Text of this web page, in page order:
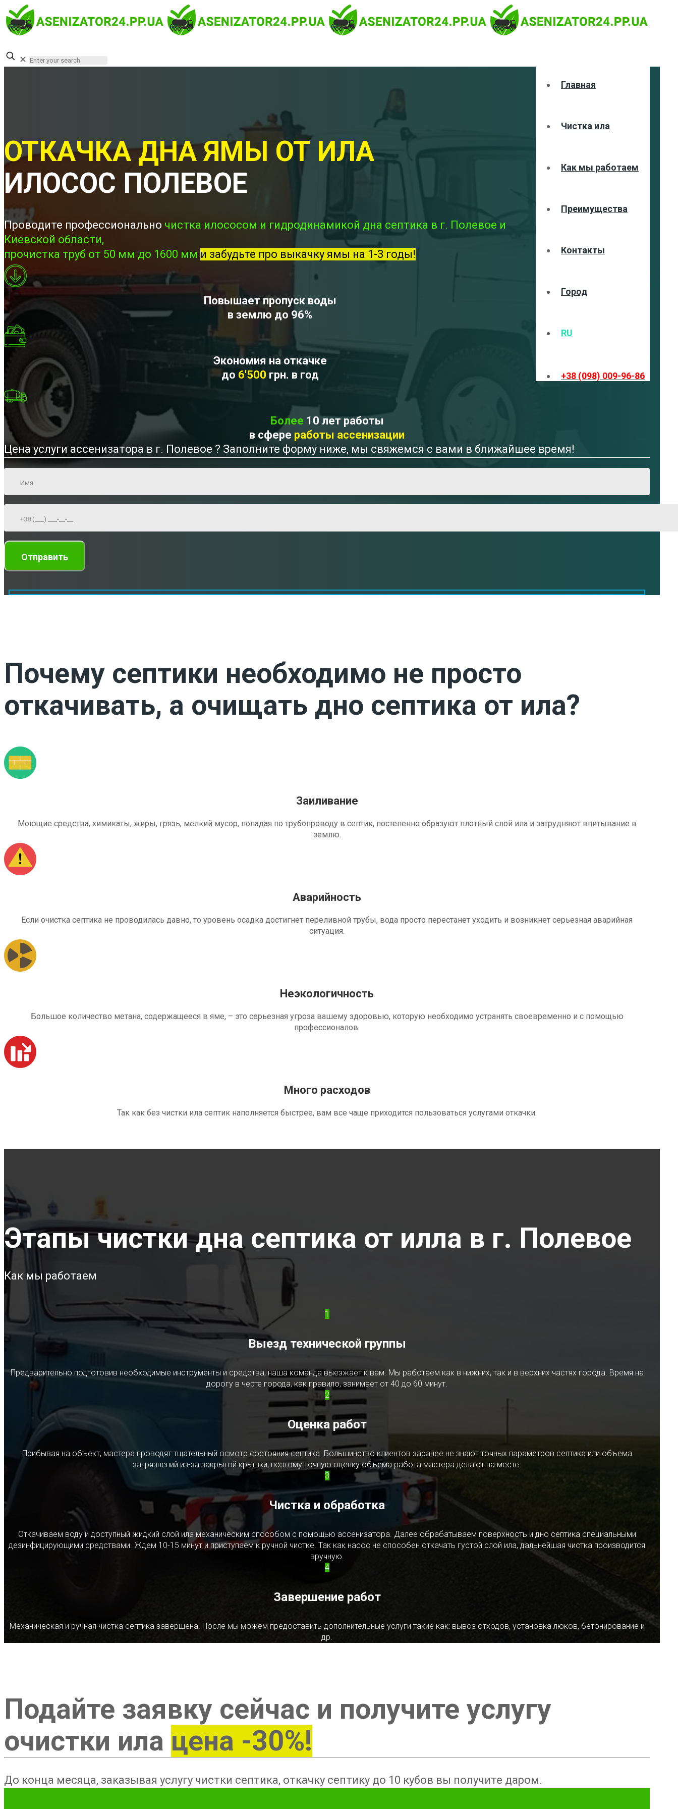
Главная
Чистка ила
Как мы работаем
Преимущества
Контакты
Город
RU
+38 (098) 009-96-86
✕
ОТКАЧКА ДНА ЯМЫ ОТ ИЛА
ИЛОСОС ПОЛЕВОЕ
Проводите профессионально чистка илососом и гидродинамикой дна септика в г. Полевое и
Киевской области,
прочистка труб от 50 мм до 1600 мм и забудьте про выкачку ямы на 1-3 годы!
Повышает пропуск воды
в землю до 96%
Экономия на откачке
до 6'500 грн. в год
Более 10 лет работы
в сфере работы ассенизации
Цена услуги ассенизатора в г. Полевое ? Заполните форму ниже, мы свяжемся с вами в ближайшее время!
Почему септики необходимо не просто
откачивать, а очищать дно септика от ила?
Заиливание
Моющие средства, химикаты, жиры, грязь, мелкий мусор, попадая по трубопроводу в септик, постепенно образуют плотный слой ила и затрудняют впитывание в
землю.
Аварийность
Если очистка септика не проводилась давно, то уровень осадка достигнет переливной трубы, вода просто перестанет уходить и возникнет серьезная аварийная
ситуация.
Неэкологичность
Большое количество метана, содержащееся в яме, – это серьезная угроза вашему здоровью, которую необходимо устранять своевременно и с помощью
профессионалов.
Много расходов
Так как без чистки ила септик наполняется быстрее, вам все чаще приходится пользоваться услугами откачки.
Этапы чистки дна септика от илла в г. Полевое
Как мы работаем
1
Выезд технической группы
Предварительно подготовив необходимые инструменты и средства, наша команда выезжает к вам. Мы работаем как в нижних, так и в верхних частях города. Время на
дорогу в черте города, как правило, занимает от 40 до 60 минут.
2
Оценка работ
Прибывая на объект, мастера проводят тщательный осмотр состояния септика. Большинство клиентов заранее не знают точных параметров септика или объема
загрязнений из-за закрытой крышки, поэтому точную оценку объема работа мастера делают на месте.
3
Чистка и обработка
Откачиваем воду и доступный жидкий слой ила механическим способом с помощью ассенизатора. Далее обрабатываем поверхность и дно септика специальными
дезинфицирующими средствами. Ждем 10-15 минут и приступаем к ручной чистке. Так как насос не способен откачать густой слой ила, дальнейшая чистка производится
вручную.
4
Завершение работ
Механическая и ручная чистка септика завершена. После мы можем предоставить дополнительные услуги такие как: вывоз отходов, установка люков, бетонирование и
др.
Подайте заявку сейчас и получите услугу
очистки ила цена -30%!
До конца месяца, заказывая услугу чистки септика, откачку септику до 10 кубов вы получите даром.